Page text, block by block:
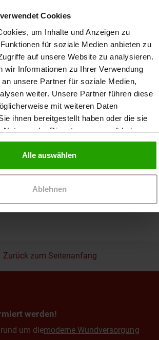
Cookies
um Inhalte und Anzeigen zu
für soziale Medien anbieten zu
auf unsere Website zu analysieren.
wir Informationen zu Ihrer Verwendung
unsere Partner für soziale Medien,
weiter. Unsere Partner führen diese
mit weiteren Daten
ihnen bereitgestellt haben oder die sie
Nutzung der Dienste gesammelt haben.
Alle auswählen
Ablehnen
ist exam. Gesundheits- und
Pflegewissenschaftlerin (M.Sc.)
Ihr Tätigkeitsfeld liegt
in der ambulanten Alten- und
sowie in der außerklinischen
Dr. Ausbüttel tätig.
Zurück zum Seitenanfang
werden!
um diemoderne Wundversorgung